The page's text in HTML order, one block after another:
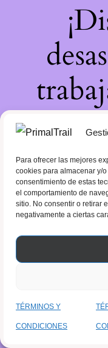
Para ofrecer las mejores
cookies para almacenar y/
consentimiento de estas
el comportamiento de
sitio. No consentir o retirar
negativamente a ciertas
TÉRMINOS Y
CONDICIONES